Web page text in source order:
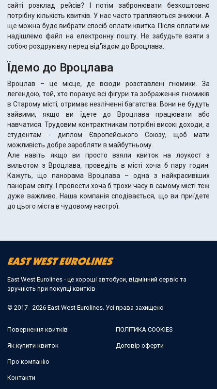
сайті розклад рейсів? І потім забронювати безкоштовно
потрібну кількість квитків. У нас часто трапляються знижки. А
ще можна буде вибрати спосіб оплати квитка. Після оплати ми
надішлемо файл на електронну пошту. Не забудьте взяти з
собою роздруківку перед від'їздом до Вроцлава.
Їдемо до Вроцлава
Вроцлав – це місце, де всюди розставлені гномики. За
легендою, той, хто порахує всі фігури та зображення гномиків
в Старому місті, отримає незліченні багатства. Вони не будуть
зайвими, якщо ви їдете до Вроцлава працювати або
навчатися. Трудовим контрактникам потрібні високі доходи, а
студентам - диплом Європейського Союзу, щоб мати
можливість добре заробляти в майбутньому.
Але навіть якщо ви просто взяли квиток на лоукост з
вильотом з Вроцлава, проведіть в місті хоча б пару годин.
Кажуть, що панорама Вроцлава – одна з найкрасивіших
панорам світу. І провести хоча б трохи часу в самому місті теж
дуже важливо. Наша компанія сподівається, що ви приїдете
до цього міста в чудовому настрої.
East West Eurolines - це хороші автобуси, відмінний сервіс та
зручність при покупці квитків
© 2017 - 2026 East West Eurolines. Усі права захищено
Повернення квитків
Як купити квиток
Про компанію
Контакти
ПОЛІТИКА COOKIES
Договір оферти